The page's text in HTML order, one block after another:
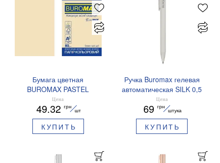
Бумага цветная
BUROMAX PASTEL
EUROMAX 20 арк А4 80 г/
мс BM.2721220E-08
Цена
49.32 грн
шт
КУПИТЬ
Ручка Buromax гелевая
автоматическая SILK 0,5
мм синие чернила
BM.83100
Цена
69 грн
штука
КУПИТЬ